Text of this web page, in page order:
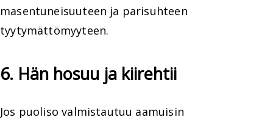
masentuneisuuteen ja parisuhteen
tyytymättömyyteen.
6. Hän hosuu ja kiirehtii
Jos puoliso valmistautuu aamuisin